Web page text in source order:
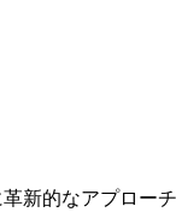
新的なアプロー